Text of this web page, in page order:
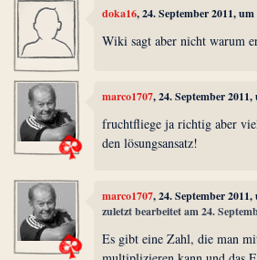
doka16, 24. September 2011,
Wiki sagt aber nicht warum
marco1707, 24. September
fruchtfliege ja richtig aber
den lösungsansatz!
marco1707, 24. September
zuletzt bearbeitet am 24.
Es gibt eine Zahl, die man